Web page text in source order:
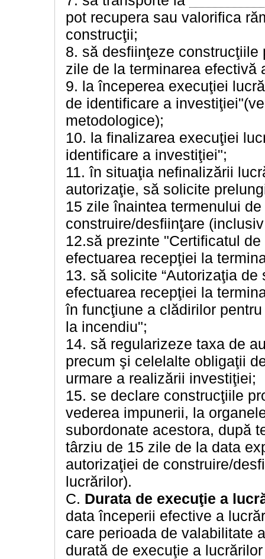
pot recupera sau valorifica
construcţii;
8. să desfiinţeze
zile de la terminarea efectivă
9. la începerea execuţiei
de identificare a
metodologice);
10. la finalizarea execuţiei
identificare a investiţiei";
11. în situaţia nefinalizării
autorizaţie, să solicite
15 zile înaintea termenului
construire/desfiinţare
12.să prezinte "Certificatul
efectuarea recepţiei la
13. să solicite “Autorizaţia
efectuarea recepţiei la
în funcţiune a clădirilor
la incendiu";
14. să regularizeze taxa de
precum şi celelalte obligaţii
urmare a realizării investiţiei;
15. se declare construcţiile
vederea impunerii, la
subordonate acestora, după
târziu de 15 zile de la data
autorizaţiei de construire/
lucrărilor).
C. Durata de execuţie a
data începerii efective a
care perioada de valabilitate
durată de execuţie a